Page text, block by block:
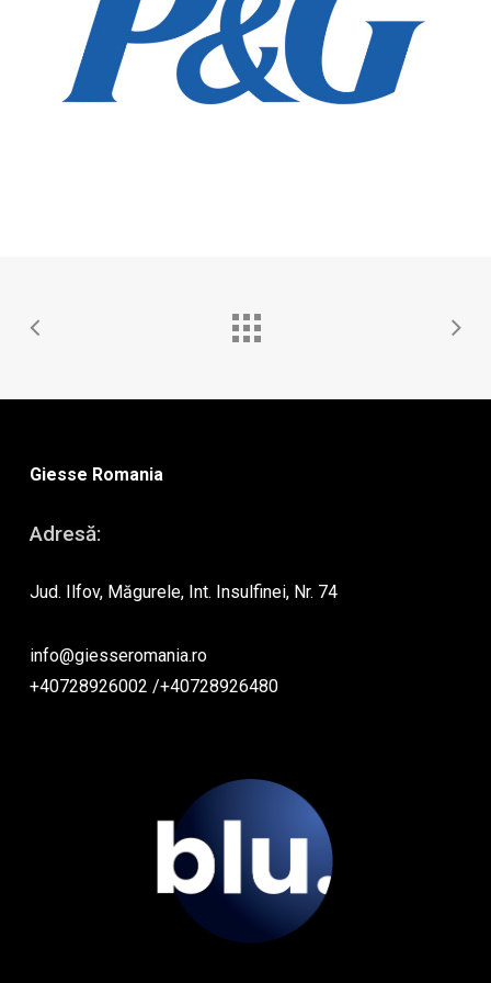
Giesse Romania
Adresă:
Jud. Ilfov, Măgurele, Int. Insulfinei, Nr. 74
info@giesseromania.ro
+40728926002 /+40728926480